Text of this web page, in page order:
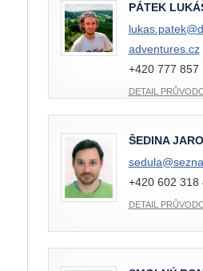
PÁTEK
lukas.patek@
adventures.cz
+420 777 857
DETAIL
ŠEDINA
sedula@
+420 602 318
DETAIL